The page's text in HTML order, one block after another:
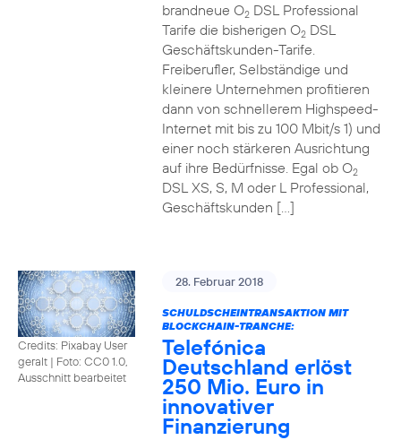
brandneue O2DSL Professional
Tarife die bisherigen O2DSL
Geschäftskunden-Tarife.
Freiberufler, Selbständige und
kleinere Unternehmen profitieren
dann von schnellerem Highspeed-
Internet mit bis zu 100 Mbit/s 1) und
einer noch stärkeren Ausrichtung
auf ihre Bedürfnisse. Egal ob O2
DSL XS, S, M oder L Professional,
Geschäftskunden […]
Credits: Pixabay User
geralt | Foto: CC0 1.0,
Ausschnitt bearbeitet
28. Februar 2018
SCHULDSCHEINTRANSAKTION MIT
BLOCKCHAIN-TRANCHE:
Telefónica
Deutschland erlöst
250 Mio. Euro in
innovativer
Finanzierung